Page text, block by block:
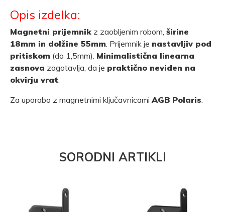
Opis izdelka:
Magnetni prijemnik z zaobljenim robom, širine
18mm in dolžine 55mm. Prijemnik je nastavljiv pod
pritiskom (do 1,5mm). Minimalistična linearna
zasnova zagotavlja, da je praktično neviden na
okvirju vrat.
Za uporabo z magnetnimi ključavnicamiAGB Polaris.
SORODNI ARTIKLI